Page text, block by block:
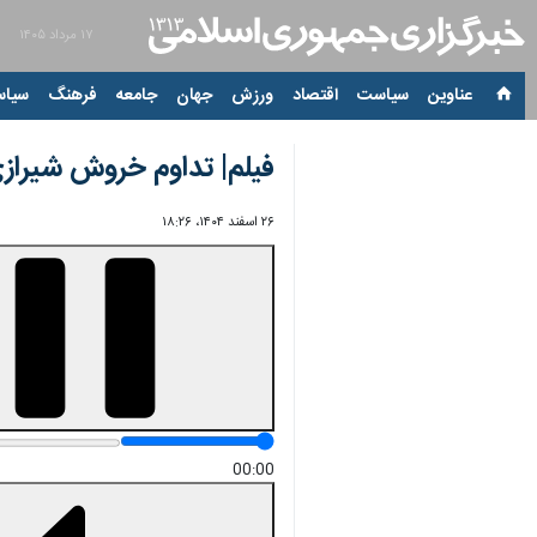
۱۷ مرداد ۱۴۰۵
عناوین‌ سیاست اقتصاد ورزش جهان جامعه فرهنگ
فیلم| تداوم خروش
۲۶ اسفند ۱۴۰۴، ۱۸:۲۶